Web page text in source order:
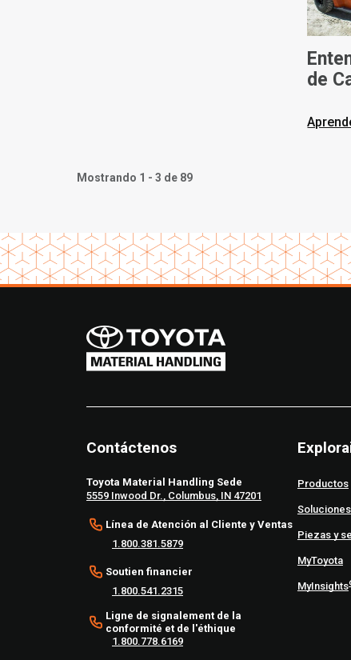
de
Mostrando 1 - 3 de 89
Contáctenos
Toyota Material Handling Sede
5559 Inwood Dr., Columbus, IN 47201
Línea de Atención al Cliente y Ventas
1.800.381.5879
Soutien financier
1.800.541.2315
Ligne de signalement de la
conformité et de l'éthique
1.800.778.6169
Productos
Soluciones
Piezas y
MyToyota
MyInsights